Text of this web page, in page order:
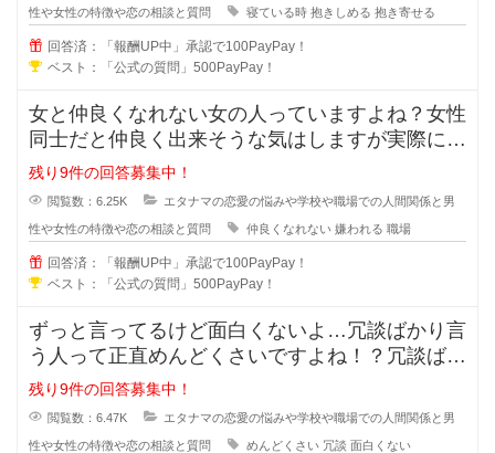
性や女性の特徴や恋の相談と質問 寝ている時 抱きしめる 抱き寄せる
回答済：「報酬UP中」承認で100PayPay！
ベスト：「公式の質問」500PayPay！
女と仲良くなれない女の人っていますよね？女性
同士だと仲良く出来そうな気はしますが実際には
仲良くなれない場合も多々あります
残り9件の回答募集中！
閲覧数：6.25K エタナマの恋愛の悩みや学校や職場での人間関係と男
性や女性の特徴や恋の相談と質問 仲良くなれない 嫌われる 職場
回答済：「報酬UP中」承認で100PayPay！
ベスト：「公式の質問」500PayPay！
ずっと言ってるけど面白くないよ…冗談ばかり言
う人って正直めんどくさいですよね！？冗談ばか
りでめんどくさい人に対しての対処
残り9件の回答募集中！
閲覧数：6.47K エタナマの恋愛の悩みや学校や職場での人間関係と男
性や女性の特徴や恋の相談と質問 めんどくさい 冗談 面白くない